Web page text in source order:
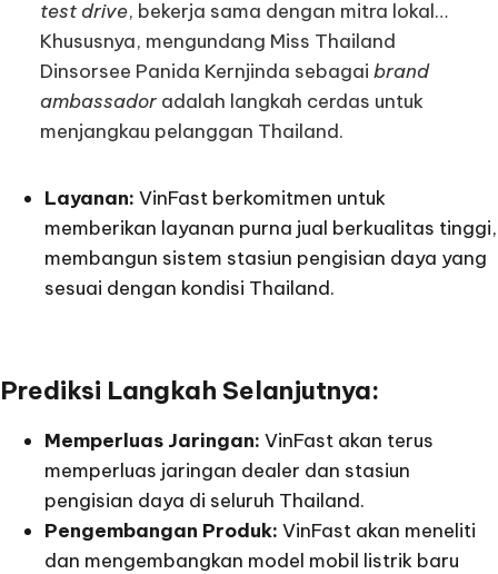
test drive, bekerja sama dengan mitra lokal…
Khususnya, mengundang Miss Thailand
Dinsorsee Panida Kernjinda sebagai brand
ambassadoradalah langkah cerdas untuk
menjangkau pelanggan Thailand.
Layanan: VinFast berkomitmen untuk
memberikan layanan purna jual berkualitas tinggi,
membangun sistem stasiun pengisian daya yang
sesuai dengan kondisi Thailand.
Prediksi Langkah Selanjutnya:
Memperluas Jaringan: VinFast akan terus
memperluas jaringan dealer dan stasiun
pengisian daya di seluruh Thailand.
Pengembangan Produk: VinFast akan meneliti
dan mengembangkan model mobil listrik baru